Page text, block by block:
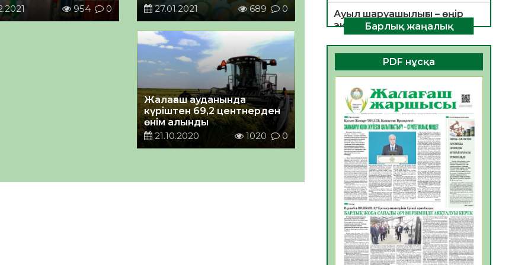
954 0
27.01.2021
689 0
Жалағаш ауданында
күріштен 69,2 центнерден
өнім алынды
21.10.2020
1020 0
Ауыл шаруашылығы – өңір
экономикасының негізгі
тірегі
06.08.2026
34 0
ҚОҒАМДЫҚ БЕЛСЕНДІЛІК –
ЕЛ ДАМУЫНЫҢ НЕГІЗІ
06.08.2026
32
ҚҰРЫЛТАЙ САЙЛАУЫ –
БОЛАШАҚҚА БАСТАР
ЖАУАПТЫ ТАҢДАУ
06.08.2026
35
Инфекциялық ауруларға
қарсы иммундау
жұмыстарының тиімділігі
06.08.2026
35
Көкжөтел ауруы туралы
Барлық жаңалық
PDF нұсқа